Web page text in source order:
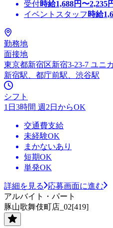
受付時給1,688円〜2,235
イベントスタッフ 時給
勤務地
面接地
東京都新宿区新宿3-23-7 ユニ
新宿駅、都庁前駅、渋谷駅
シフト
1日3時間 週2日からOK
交通費支給
未経験OK
まかないあり
短期OK
単発OK
詳細を見る
応募画面に進む
アルバイト・パート
豚山歌舞伎町店_02[419]